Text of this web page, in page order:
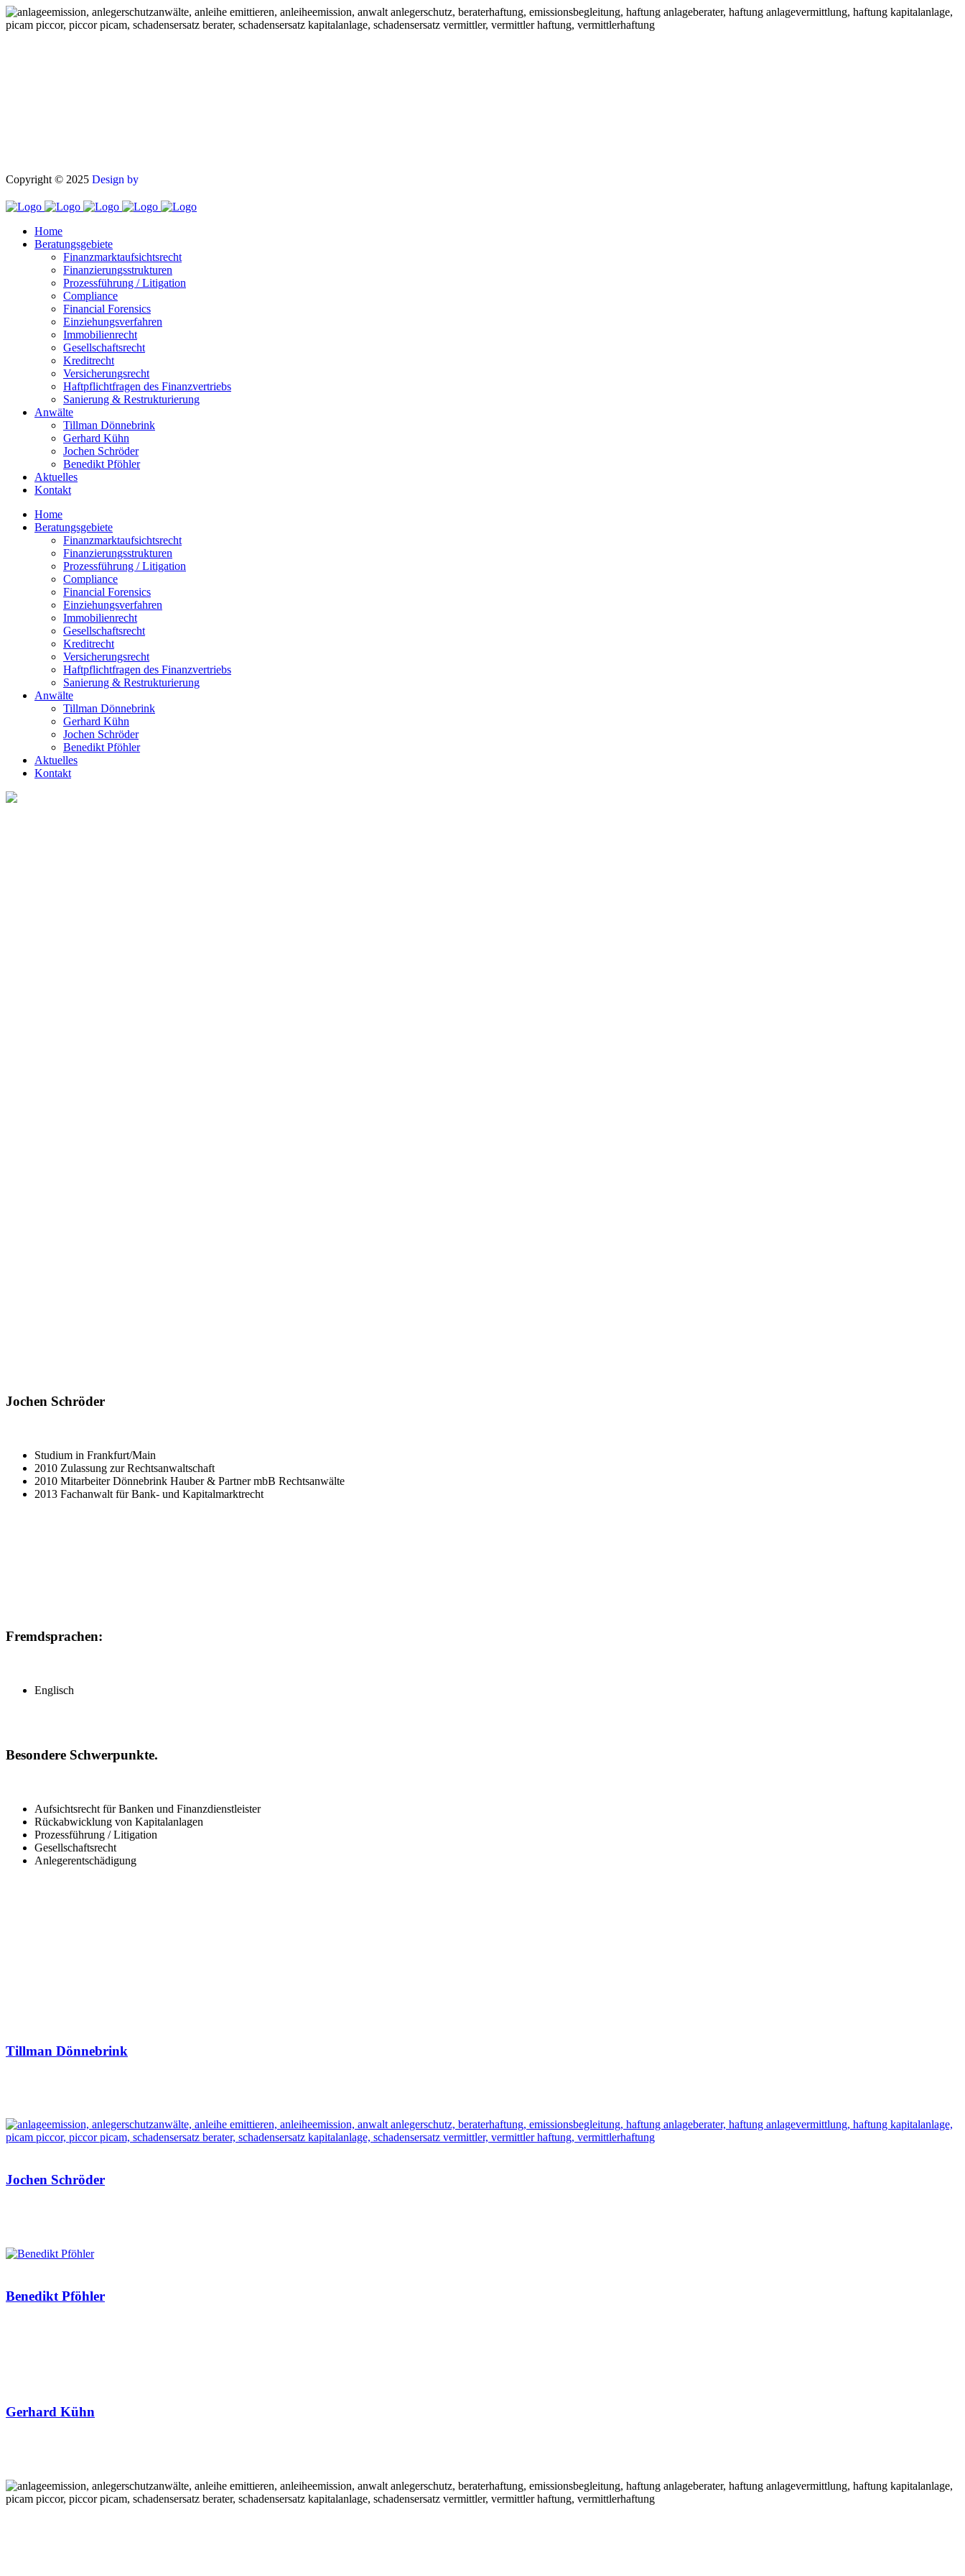
Copyright © 2025 Design by
Home
Beratungsgebiete
Finanzmarktaufsichtsrecht
Finanzierungsstrukturen
Prozessführung / Litigation
Compliance
Financial Forensics
Einziehungsverfahren
Immobilienrecht
Gesellschaftsrecht
Kreditrecht
Versicherungsrecht
Haftpflichtfragen des Finanzvertriebs
Sanierung & Restrukturierung
Anwälte
Tillman Dönnebrink
Gerhard Kühn
Jochen Schröder
Benedikt Pföhler
Aktuelles
Kontakt
Home
Beratungsgebiete
Finanzmarktaufsichtsrecht
Finanzierungsstrukturen
Prozessführung / Litigation
Compliance
Financial Forensics
Einziehungsverfahren
Immobilienrecht
Gesellschaftsrecht
Kreditrecht
Versicherungsrecht
Haftpflichtfragen des Finanzvertriebs
Sanierung & Restrukturierung
Anwälte
Tillman Dönnebrink
Gerhard Kühn
Jochen Schröder
Benedikt Pföhler
Aktuelles
Kontakt
Jochen Schröder
Studium in Frankfurt/Main
2010 Zulassung zur Rechtsanwaltschaft
2010 Mitarbeiter Dönnebrink Hauber & Partner mbB Rechtsanwälte
2013 Fachanwalt für Bank- und Kapitalmarktrecht
Fremdsprachen:
Englisch
Besondere Schwerpunkte.
Aufsichtsrecht für Banken und Finanzdienstleister
Rückabwicklung von Kapitalanlagen
Prozessführung / Litigation
Gesellschaftsrecht
Anlegerentschädigung
Tillman Dönnebrink
Jochen Schröder
Benedikt Pföhler
Gerhard Kühn